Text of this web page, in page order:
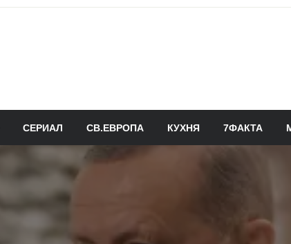
СЕРИАЛ СВ.ЕВРОПА КУХНЯ 7ФАКТА